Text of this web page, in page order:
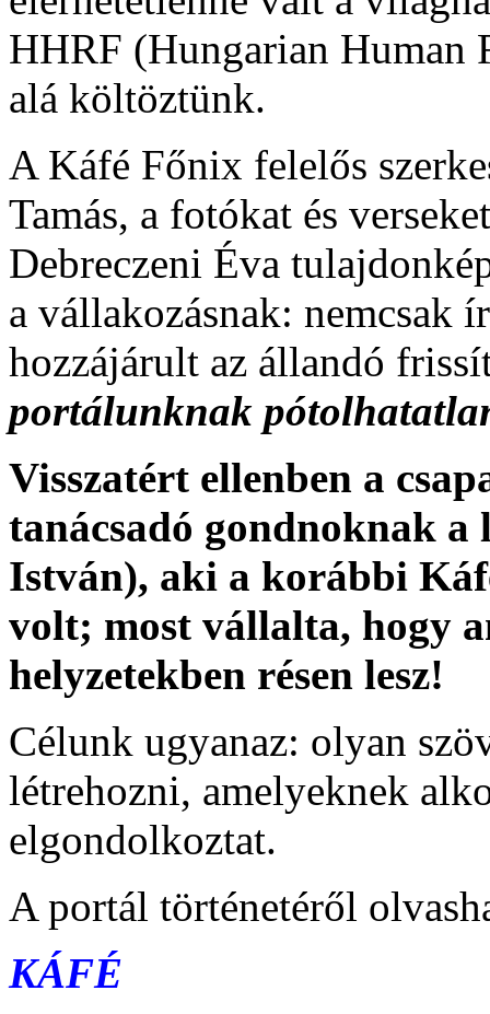
HHRF (Hungarian Human
alá költöztünk.
A Káfé Főnix felelős
Tamás, a fotókat és
Debreczeni Éva
a vállakozásnak: nemcsak
hozzájárult az állandó
portálunknak
Visszatért ellenben a
tanácsadó gondnoknak a
István), aki a korábbi
volt; most vállalta, hogy
helyzetekben résen lesz!
Célunk ugyanaz: olyan
létrehozni, amelyeknek
elgondolkoztat.
A portál történetéről
KÁFÉ